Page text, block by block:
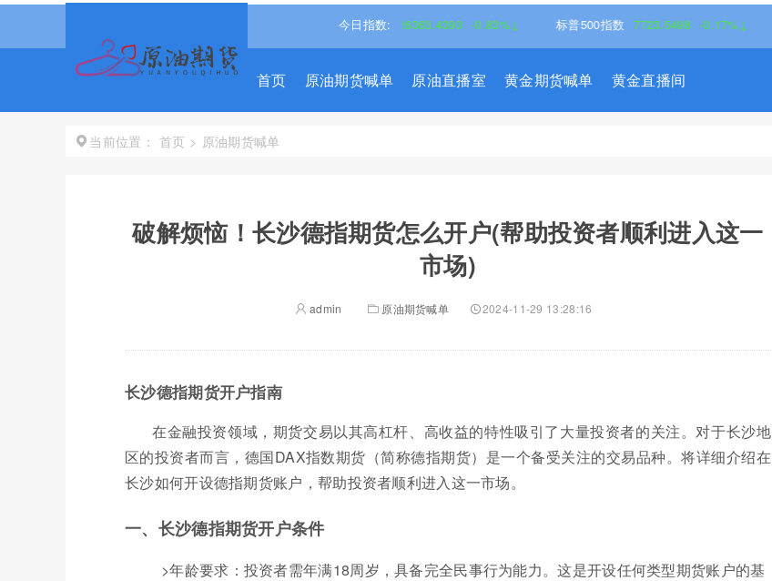
今日指数:
26363.4393 -0.83%↓ 标普500指数 7723.5498 -0.17%↓
首页 原油期货喊单 原油直播室 黄金期货喊单 黄金直播间
当前位置： 首页 > 原油期货喊单
破解烦恼！长沙德指期货怎么开户(帮助投资者顺利进入这一
市场)
admin 原油期货喊单 2024-11-29 13:28:16
长沙德指期货开户指南
在金融投资领域，期货交易以其高杠杆、高收益的特性吸引了大量投资者的关注。对于长沙地
区的投资者而言，德国DAX指数期货（简称德指期货）是一个备受关注的交易品种。将详细介绍在
长沙如何开设德指期货账户，帮助投资者顺利进入这一市场。
一、长沙德指期货开户条件
>年龄要求：投资者需年满18周岁，具备完全民事行为能力。这是开设任何类型期货账户的基